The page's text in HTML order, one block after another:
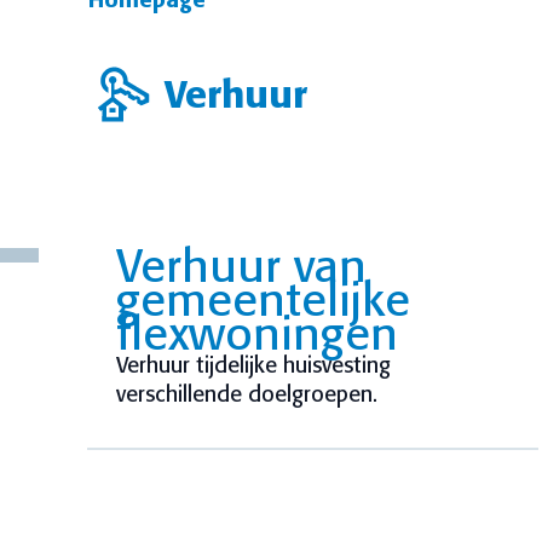
Verhuur
Verhuur van
gemeentelijke
flexwoningen
Verhuur tijdelijke huisvesting
verschillende doelgroepen.